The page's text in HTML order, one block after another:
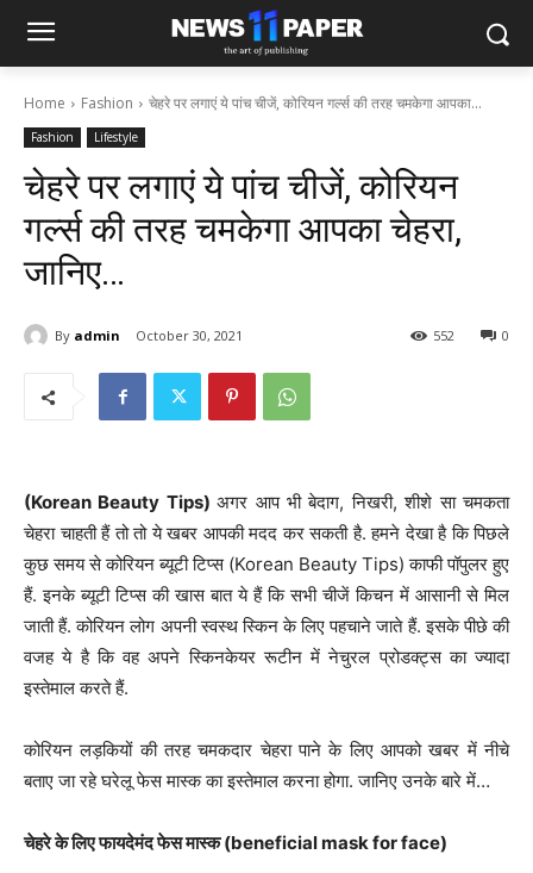
Home Fashion चेहरे पर लगाएं ये पांच चीजें, कोरियन गर्ल्स की तरह चमकेगा आपका...
Fashion Lifestyle
चेहरे पर लगाएं ये पांच चीजें, कोरियन
गर्ल्स की तरह चमकेगा आपका चेहरा,
जानिए…
By admin October 30, 2021 0
552
(Korean Beauty Tips)अगर आप भी बेदाग, निखरी, शीशे सा चमकता
चेहरा चाहती हैं तो तो ये खबर आपकी मदद कर सकती है. हमने देखा है कि पिछले
कुछ समय से कोरियन ब्यूटी टिप्स (Korean Beauty Tips) काफी पॉपुलर हुए
हैं. इनके ब्यूटी टिप्स की खास बात ये हैं कि सभी चीजें किचन में आसानी से मिल
जाती हैं. कोरियन लोग अपनी स्वस्थ स्किन के लिए पहचाने जाते हैं. इसके पीछे की
वजह ये है कि वह अपने स्किनकेयर रूटीन में नेचुरल प्रोडक्ट्स का ज्यादा
इस्तेमाल करते हैं.
कोरियन लड़कियों की तरह चमकदार चेहरा पाने के लिए आपको खबर में नीचे
बताए जा रहे घरेलू फेस मास्क का इस्तेमाल करना होगा. जानिए उनके बारे में…
चेहरे के लिए फायदेमंद फेस मास्क (beneficial mask for face)